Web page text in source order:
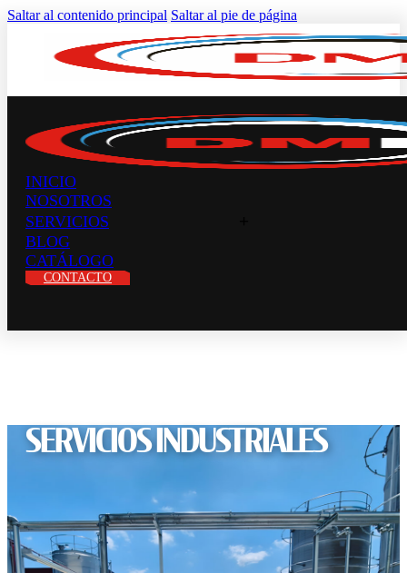
Saltar al contenido principal Saltar al pie de página
INICIO
NOSOTROS
SERVICIOS
BLOG
CATÁLOGO
CONTACTO
SERVICIOS INDUSTRIALES